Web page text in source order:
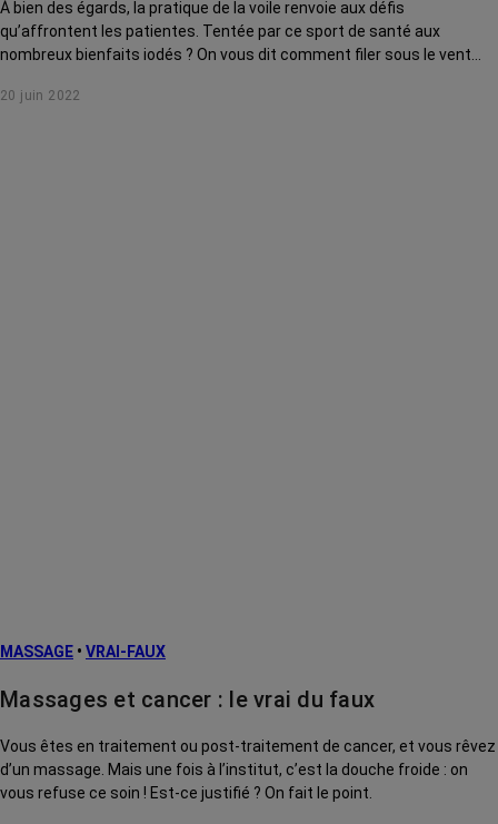
À bien des égards, la pratique de la voile renvoie aux défis
qu’affrontent les patientes. Tentée par ce sport de santé aux
nombreux bienfaits iodés ? On vous dit comment filer sous le vent…
20 juin 2022
MASSAGE • VRAI-FAUX
Massages et cancer : le vrai du faux
Vous êtes en traitement ou post-traitement de cancer, et vous rêvez
d’un massage. Mais une fois à l’institut, c’est la douche froide : on
vous refuse ce soin ! Est-ce justifié ? On fait le point.